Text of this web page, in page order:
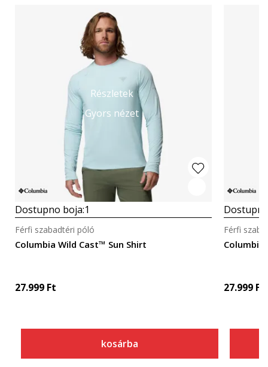
Részletek
Gyors nézet
Dostupno boja:1
Columbia Wild Cast™ Sun Shirt
Férfi szabadtéri póló
27.999 Ft
kosárba
Columbia
Férfi
27.999 Ft